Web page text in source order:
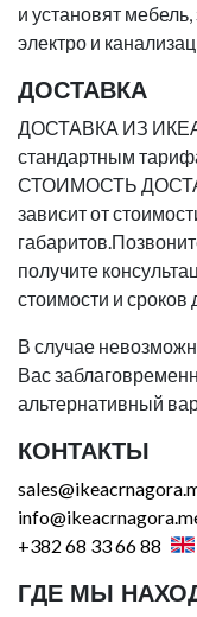
и установят
электро и
ДОСТАВКА
ДОСТАВКА ИЗ
стандартным
СТОИМОСТЬ
зависит от
получите
стоимости и сроков
В случае
Вас
альтернативный
КОНТАКТЫ
+382 68 33 66 88
ГДЕ МЫ